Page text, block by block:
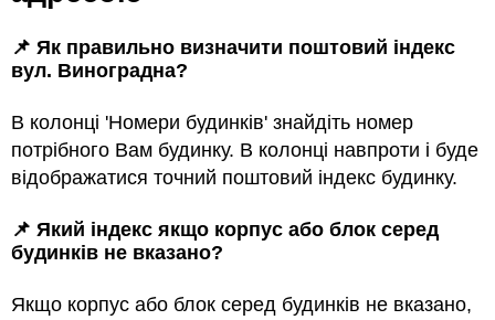
📌 Як правильно визначити поштовий індекс
вул. Виноградна?
В колонці 'Номери будинків' знайдіть номер
потрібного Вам будинку. В колонці навпроти і буде
відображатися точний поштовий індекс будинку.
📌 Який індекс якщо корпус або блок серед
будинкiв не вказано?
Якщо корпус або блок серед будинкiв не вказано,